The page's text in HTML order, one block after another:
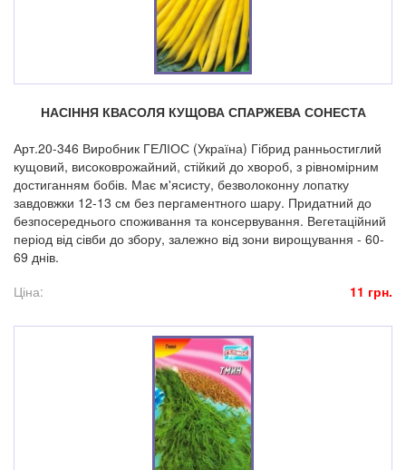
НАСІННЯ КВАСОЛЯ КУЩОВА СПАРЖЕВА СОНЕСТА
Арт.20-346 Виробник ГЕЛІОС (Україна) Гібрид ранньостиглий
кущовий, високоврожайний, стійкий до хвороб, з рівномірним
достиганням бобів. Має м'ясисту, безволоконну лопатку
завдовжки 12-13 см без пергаментного шару. Придатний до
безпосереднього споживання та консервування. Вегетаційний
період від сівби до збору, залежно від зони вирощування - 60-
69 днів.
Ціна:
11 грн.